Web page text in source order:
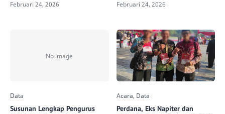
Susunan Lengkap Pengurus
Perdana, Eks Napiter dan